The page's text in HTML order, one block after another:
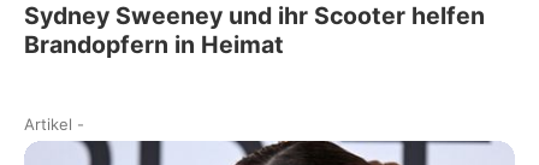
Sydney Sweeney und ihr Scooter helfen
Brandopfern in Heimat
Artikel -